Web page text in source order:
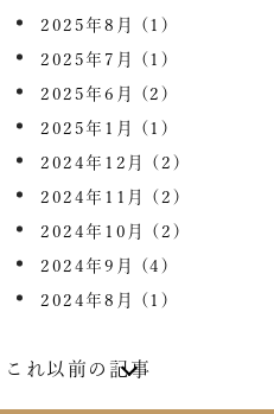
2025年8月 (1)
2025年7月 (1)
2025年6月 (2)
2025年1月 (1)
2024年12月 (2)
2024年11月 (2)
2024年10月 (2)
2024年9月 (4)
2024年8月 (1)
これ以前の記事